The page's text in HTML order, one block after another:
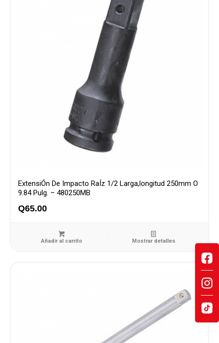
ExtensiÓn De Impacto RaÍz 1/2 Larga,longitud 250mm O
9.84 Pulg. – 480250MB
Q65.00
Añadir al carrito Mostrar detalles